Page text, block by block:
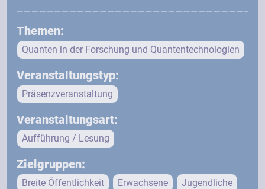
Themen:
Quanten in der Forschung und Quantentechnologien
Veranstaltungstyp:
Präsenzveranstaltung
Veranstaltungsart:
Aufführung / Lesung
Zielgruppen:
Breite Öffentlichkeit Erwachsene
Jugendliche